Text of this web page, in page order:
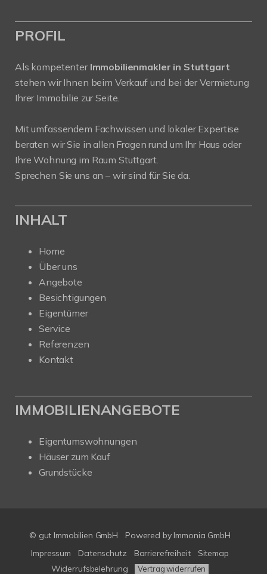
PROFIL
Als kompetenter Immobilienmakler in Stuttgart
stehen wir Ihnen beim Verkauf und bei der Vermietung
Ihrer Immobilie zur Seite.
Mit umfassendem Fachwissen und lokaler Expertise
beraten wir Sie in allen Fragen rund um Ihr Haus oder
Ihre Wohnung im Raum Stuttgart.
Sprechen Sie uns an – wir sind für Sie da.
INHALT
Home
Über uns
Angebote
Besichtigungen
Eigentümer
Service
Referenzen
Kontakt
IMMOBILIENANGEBOTE
Eigentumswohnungen
Häuser zum Kauf
Grundstücke
© gut Immobilien GmbH Powered by Immonia GmbH
Impressum
Datenschutz Barrierefreiheit
Sitemap
Widerrufsbelehrung
Vertrag widerrufen